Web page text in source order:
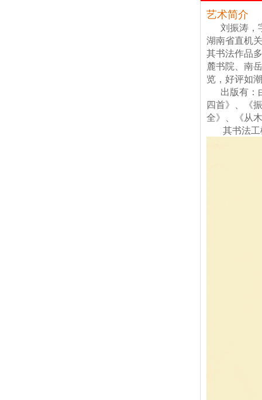
艺术简介
刘振涛，
湖南省直机
其书法作品
麓书院、南
览，好评如
出版有：
四首》、《
全》、《从
其书法工